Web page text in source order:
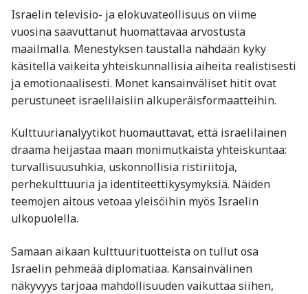
Israelin televisio- ja elokuvateollisuus on viime
vuosina saavuttanut huomattavaa arvostusta
maailmalla. Menestyksen taustalla nähdään kyky
käsitellä vaikeita yhteiskunnallisia aiheita realistisesti
ja emotionaalisesti. Monet kansainväliset hitit ovat
perustuneet israelilaisiin alkuperäisformaatteihin.
Kulttuurianalyytikot huomauttavat, että israelilainen
draama heijastaa maan monimutkaista yhteiskuntaa:
turvallisuusuhkia, uskonnollisia ristiriitoja,
perhekulttuuria ja identiteettikysymyksiä. Näiden
teemojen aitous vetoaa yleisöihin myös Israelin
ulkopuolella.
Samaan aikaan kulttuurituotteista on tullut osa
Israelin pehmeää diplomatiaa. Kansainvälinen
näkyvyys tarjoaa mahdollisuuden vaikuttaa siihen,